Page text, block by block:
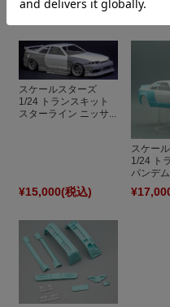
¥10,000(税込) ¥17,000
スケールスターズ
1/24 トランスキット
スターライン ニッサ...
¥15,000(税込)
スケー
1/24 ト
パンデ